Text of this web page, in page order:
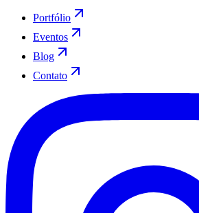
Portfólio
Eventos
Blog
Contato